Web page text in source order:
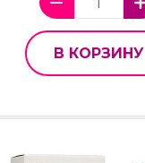
В КОРЗИНУ